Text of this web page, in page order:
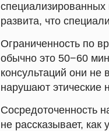
специализированных
развита, что
Ограниченность по
обычно это 50−60
консультаций они
нарушают этические
Сосредоточенность
не рассказывает,